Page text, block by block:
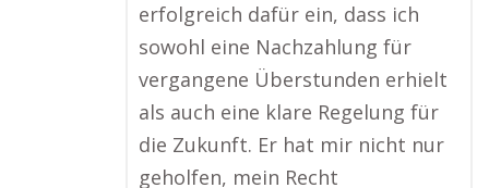
erfolgreich dafür ein, dass ich
sowohl eine Nachzahlung für
vergangene Überstunden erhielt
als auch eine klare Regelung für
die Zukunft. Er hat mir nicht nur
geholfen, mein Recht